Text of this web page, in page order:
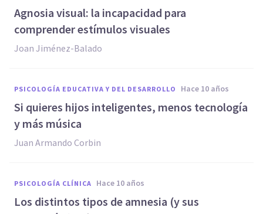
​Agnosia visual: la incapacidad para
comprender estímulos visuales
Joan Jiménez-Balado
PSICOLOGÍA EDUCATIVA Y DEL DESARROLLO hace 10 años
​Si quieres hijos inteligentes, menos tecnología
y más música
Juan Armando Corbin
PSICOLOGÍA CLÍNICA hace 10 años
Los distintos tipos de amnesia (y sus